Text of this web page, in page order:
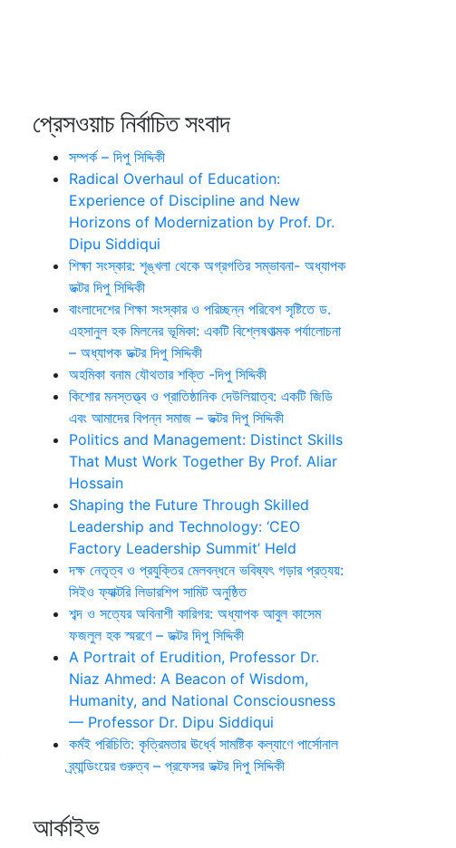
প্রেসওয়াচ নির্বাচিত সংবাদ
সম্পর্ক – দিপু সিদ্দিকী
Radical Overhaul of Education:
Experience of Discipline and New
Horizons of Modernization by Prof. Dr.
Dipu Siddiqui
শিক্ষা সংস্কার: শৃঙ্খলা থেকে অগ্রগতির সম্ভাবনা- অধ্যাপক
ডক্টর দিপু সিদ্দিকী
বাংলাদেশের শিক্ষা সংস্কার ও পরিচ্ছন্ন পরিবেশ সৃষ্টিতে ড.
এহসানুল হক মিলনের ভূমিকা: একটি বিশ্লেষণাত্মক পর্যালোচনা
– অধ্যাপক ডক্টর দিপু সিদ্দিকী
অহমিকা বনাম যৌথতার শক্তি -দিপু সিদ্দিকী
কিশোর মনস্তত্ত্ব ও প্রাতিষ্ঠানিক দেউলিয়াত্ব: একটি জিডি
এবং আমাদের বিপন্ন সমাজ – ডক্টর দিপু সিদ্দিকী
Politics and Management: Distinct Skills
That Must Work Together By Prof. Aliar
Hossain
Shaping the Future Through Skilled
Leadership and Technology: ‘CEO
Factory Leadership Summit’ Held
দক্ষ নেতৃত্ব ও প্রযুক্তির মেলবন্ধনে ভবিষ্যৎ গড়ার প্রত্যয়:
সিইও ফ্যাক্টরি লিডারশিপ সামিট অনুষ্ঠিত
শব্দ ও সত্যের অবিনাশী কারিগর: অধ্যাপক আবুল কাসেম
ফজলুল হক স্মরণে – ডক্টর দিপু সিদ্দিকী
A Portrait of Erudition, Professor Dr.
Niaz Ahmed: A Beacon of Wisdom,
Humanity, and National Consciousness
— Professor Dr. Dipu Siddiqui
কর্মই পরিচিতি: কৃত্রিমতার ঊর্ধ্বে সামষ্টিক কল্যাণে পার্সোনাল
ব্র্যান্ডিংয়ের গুরুত্ব – প্রফেসর ডক্টর দিপু সিদ্দিকী
আর্কাইভ